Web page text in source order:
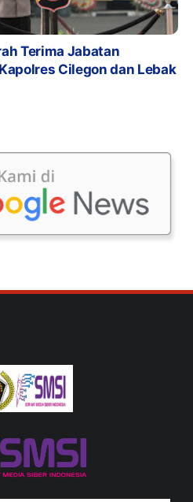
Terima Jabatan
Cilegon dan Lebak